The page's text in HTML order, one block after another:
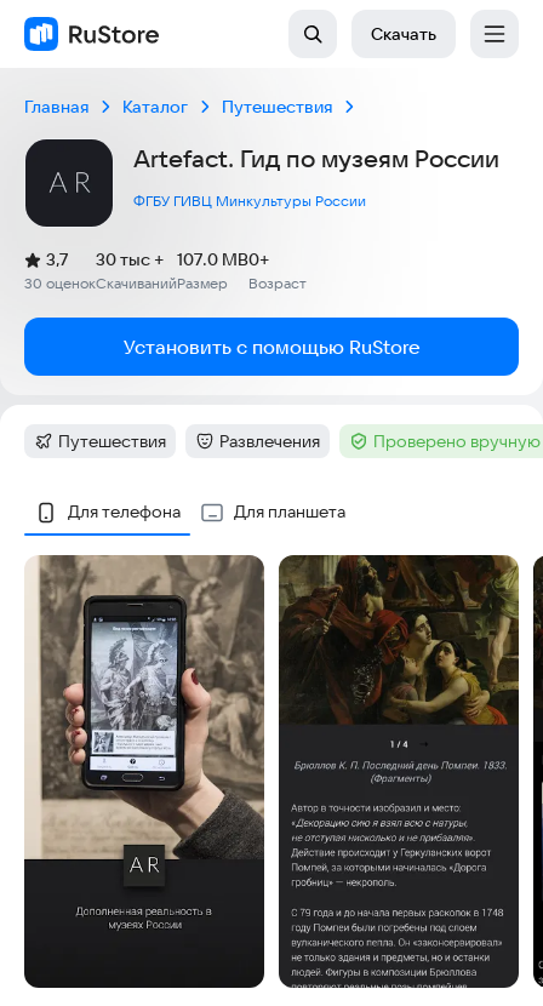
Скачать
Главная Каталог Путешествия
Artefact. Гид по музеям России
ФГБУ ГИВЦ Минкультуры России
Рейтинг:
3,7
(
30 оценок
)
Скачиваний
30 тыс +
Размер
107.0 MB
Возраст
0+
Установить с помощью RuStore
Категория:
Путешествия Категория:
Развлечения Тег :Проверено
Скриншоты
Для телефона Для планшета